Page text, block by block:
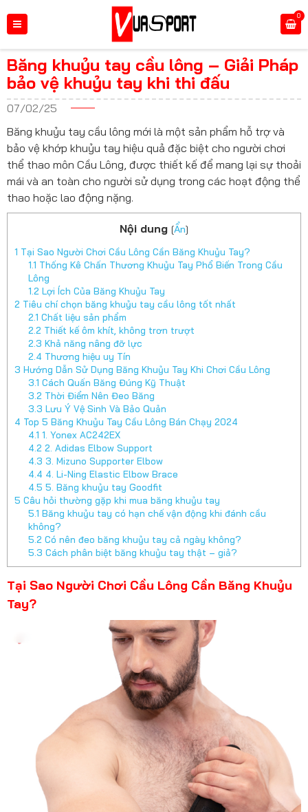
0
Băng khuỷu tay cầu lông – Giải Pháp
bảo vệ khuỷu tay khi thi đấu
07/02/25
Băng khuỷu tay cầu lông mới là một sản phẩm hỗ trợ và
bảo vệ khớp khuỷu tay hiệu quả đặc biệt cho người chơi
thể thao môn Cầu Lông, được thiết kế để mang lại sự thoải
mái và an toàn cho người sử dụng trong các hoạt động thể
thao hoặc lao động nặng.
Nội dung [Ẩn]
1 Tại Sao Người Chơi Cầu Lông Cần Băng Khuỷu Tay?
1.1 Thống Kê Chấn Thương Khuỷu Tay Phổ Biến Trong Cầu
Lông
1.2Lợi Ích Của Băng Khuỷu Tay
2 Tiêu chí chọn băng khuỷu tay cầu lông tốt nhất
2.1 Chất liệu sản phẩm
2.2Thiết kế ôm khít, không trơn trượt
2.3 Khả năng nâng đỡ lực
2.4 Thương hiệu uy Tín
3 Hướng Dẫn Sử Dụng Băng Khuỷu Tay Khi Chơi Cầu Lông
3.1 Cách Quấn Băng Đúng Kỹ Thuật
3.2Thời Điểm Nên Đeo Băng
3.3 Lưu Ý Vệ Sinh Và Bảo Quản
4 Top 5 Băng Khuỷu Tay Cầu Lông Bán Chạy 2024
4.1 1. Yonex AC242EX
4.22. Adidas Elbow Support
4.3 3. Mizuno Supporter Elbow
4.4 4. Li-Ning Elastic Elbow Brace
4.5 5. Băng khuỷu tay Goodfit
5 Câu hỏi thường gặp khi mua băng khuỷu tay
5.1 Băng khuỷu tay có hạn chế vận động khi đánh cầu
không?
5.2Có nên đeo băng khuỷu tay cả ngày không?
5.3 Cách phân biệt băng khuỷu tay thật – giả?
Tại Sao Người Chơi Cầu Lông Cần Băng Khuỷu
Tay?